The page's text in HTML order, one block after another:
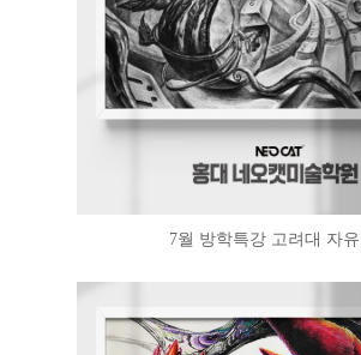
7월 방학특강 고려대 자유..